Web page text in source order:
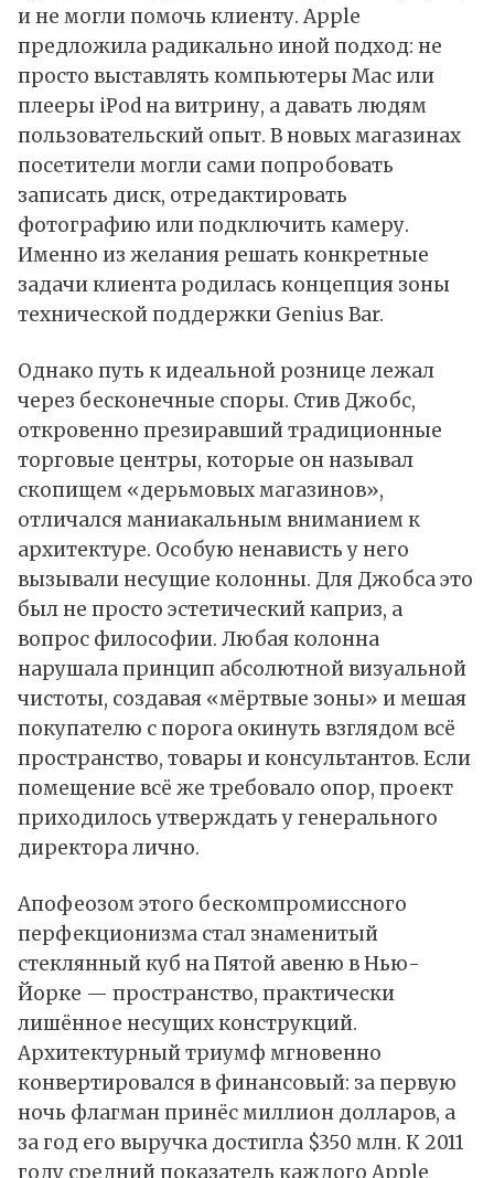
и не могли помочь клиенту. Apple
предложила радикально иной подход: не
просто выставлять компьютеры Mac или
плееры iPod на витрину, а давать людям
пользовательский опыт. В новых магазинах
посетители могли сами попробовать
записать диск, отредактировать
фотографию или подключить камеру.
Именно из желания решать конкретные
задачи клиента родилась концепция зоны
технической поддержки Genius Bar.
Однако путь к идеальной рознице лежал
через бесконечные споры. Стив Джобс,
откровенно презиравший традиционные
торговые центры, которые он называл
скопищем «дерьмовых магазинов»,
отличался маниакальным вниманием к
архитектуре. Особую ненависть у него
вызывали несущие колонны. Для Джобса это
был не просто эстетический каприз, а
вопрос философии. Любая колонна
нарушала принцип абсолютной визуальной
чистоты, создавая «мёртвые зоны» и мешая
покупателю с порога окинуть взглядом всё
пространство, товары и консультантов. Если
помещение всё же требовало опор, проект
приходилось утверждать у генерального
директора лично.
Апофеозом этого бескомпромиссного
перфекционизма стал знаменитый
стеклянный куб на Пятой авеню в Нью-
Йорке — пространство, практически
лишённое несущих конструкций.
Архитектурный триумф мгновенно
конвертировался в финансовый: за первую
ночь флагман принёс миллион долларов, а
за год его выручка достигла $350 млн. К 2011
году средний показатель каждого Apple